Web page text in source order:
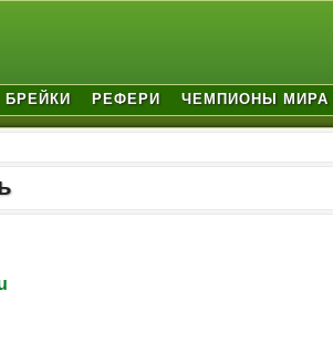
РЕФЕРИ ЧЕМПИОНЫ МИРА